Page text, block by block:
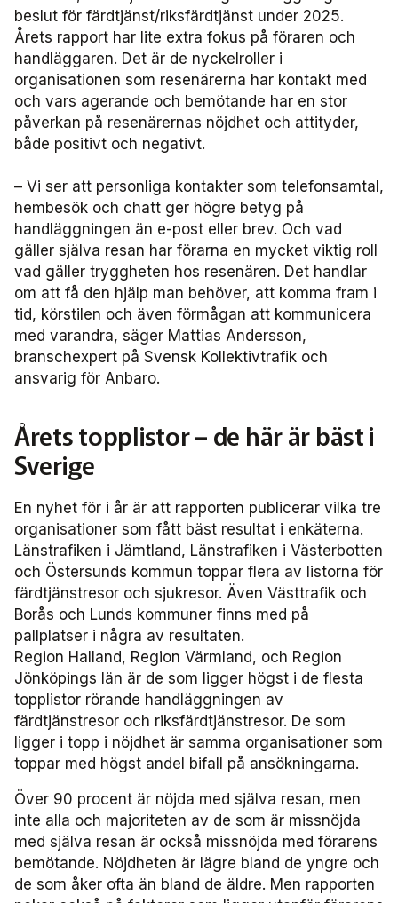
Användare Förarcertifiering Buss
Användare Förarcertifiering Serviceresor
Användare Koll­bar
Biljettkontroll­nätverket 2023
Biljettkontroll­nätverket 2022
Bussdepå­nätverket 2023
Bussdepå­nätverket 2022
Chefs­nätverket 2022
Försäljnings­nätverket 2025
Försäljnings­nätverket 2024
Försäljnings­nätverket 2023
Järnvägs­nätverket
Kommunikations­nätverket
Kommunikations­nätverket 2026
Kommunikations­nätverket 2024
Kommunikations­nätverket 2023
Kommunikations­nätverket 2022
Nätverket Serviceresor
Serviceresor 2025
Serviceresor 2024
Serviceresor 2023
Serviceresor 2022
Miljö­nätverket 2026
Miljö­nätverket 2025
Miljö­nätverket 2024
Miljö­nätverket 2023
Samverkans­forum Kris och beredskap
Kris och beredskap 2026
Samverkans­forum Skolskjuts
Skolskjuts 2025
Tillgänglighets­nätverket
Tillgänglighets­nätverket 2026
Tillgänglighets­nätverket 2024
Tillgänglighets­nätverket 2022
Trafikutvecklar­nätverket
Trafikutvecklar­nätverket 2025
Trafikutvecklar­nätverket 2023
Trafikutvecklar­nätverket 2022
Trygghets­nätverket 2026
Trygghets­nätverket 2024
Trygghets­nätverket 2023
Trygghets­nätverket 2022
beslut för färdtjänst/riksfärdtjänst under 2025.
Årets rapport har lite extra fokus på föraren och
handläggaren. Det är de nyckelroller i
organisationen som resenärerna har kontakt med
och vars agerande och bemötande har en stor
påverkan på resenärernas nöjdhet och attityder,
både positivt och negativt.
– Vi ser att personliga kontakter som telefonsamtal,
hembesök och chatt ger högre betyg på
handläggningen än e-post eller brev. Och vad
gäller själva resan har förarna en mycket viktig roll
vad gäller tryggheten hos resenären. Det handlar
om att få den hjälp man behöver, att komma fram i
tid, körstilen och även förmågan att kommunicera
med varandra, säger Mattias Andersson,
branschexpert på Svensk Kollektivtrafik och
ansvarig för Anbaro.
Årets topplistor – de här är bäst i
Sverige
En nyhet för i år är att rapporten publicerar vilka tre
organisationer som fått bäst resultat i enkäterna.
Länstrafiken i Jämtland, Länstrafiken i Västerbotten
och Östersunds kommun toppar flera av listorna för
färdtjänstresor och sjukresor. Även Västtrafik och
Borås och Lunds kommuner finns med på
pallplatser i några av resultaten.
Region Halland, Region Värmland, och Region
Jönköpings län är de som ligger högst i de flesta
topplistor rörande handläggningen av
färdtjänstresor och riksfärdtjänstresor. De som
ligger i topp i nöjdhet är samma organisationer som
toppar med högst andel bifall på ansökningarna.
Över 90 procent är nöjda med själva resan, men
inte alla och majoriteten av de som är missnöjda
med själva resan är också missnöjda med förarens
bemötande. Nöjdheten är lägre bland de yngre och
de som åker ofta än bland de äldre. Men rapporten